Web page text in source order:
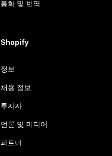
통화 및 번역
Shopify
정보
채용 정보
투자자
언론 및 미디어
파트너